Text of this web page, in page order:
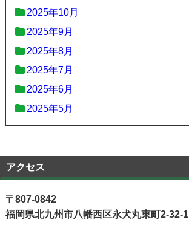
2025年10月
2025年9月
2025年8月
2025年7月
2025年6月
2025年5月
アクセス
〒807-0842
福岡県北九州市八幡西区永犬丸東町2-32-1